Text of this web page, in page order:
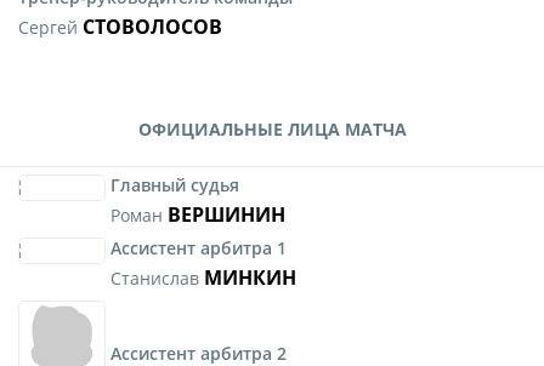
Сергей СТОВОЛОСОВ
ОФИЦИАЛЬНЫЕ ЛИЦА МАТЧА
Главный судья
Роман ВЕРШИНИН
Ассистент арбитра 1
Станислав МИНКИН
Ассистент арбитра 2